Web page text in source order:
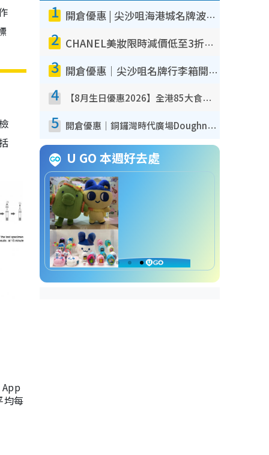
均每
1 開倉優惠 | 尖沙咀海港城名牌波鞋開倉低至1折！On鞋$899起／Joy&Peace鞋履$98起
2 CHANEL美妝限時減價低至3折！人氣粉底/唇膏/精華液低至$275！COCO香水都有平
3 開倉優惠｜尖沙咀名牌行李箱開倉低至4折！一連5日 American Tourister/ace./Hallmark $200起！
4 【8月生日優惠2026】全港85大食買玩著數攻略 自助餐/火鍋放題同行免費＋誠品/DONKI送現金券
5 開倉優惠｜銅鑼灣時代廣場Doughnut/Campo Marzio開倉低至1折！背囊、書包、手袋劈價$200起
U GO 本週好去處